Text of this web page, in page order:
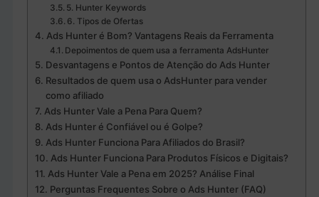
5. Hunter Keywords
6. Tipos de Ofertas
Ads Hunter é Bom? Vantagens Reais da Ferramenta
Depoimentos de quem usa a ferramenta AdsHunter
Desvantagens e Pontos de Atenção do Ads Hunter
Resultados de quem usa o AdsHunter para vender
como afiliado
Ads Hunter Vale a Pena Para Quem?
Ads Hunter é Confiável ou é Golpe?
Ads Hunter Funciona Para Afiliados do Brasil?
Ads Hunter Funciona Para Produtos Físicos e Digitais?
Ads Hunter Vale a Pena em 2025? Análise Final
Perguntas Frequentes Sobre o Ads Hunter (FAQ)